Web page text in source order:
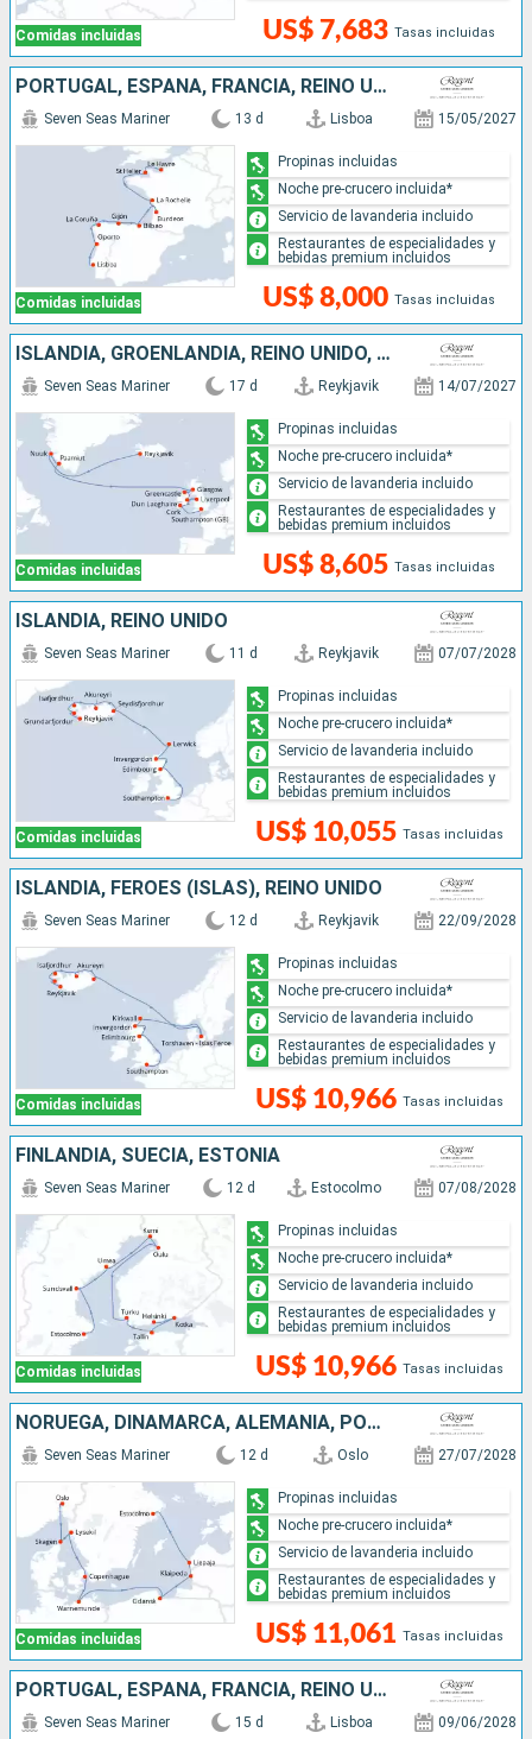
Comidas incluidas US$ 7,683 Tasas incluidas
PORTUGAL, ESPAÑA, FRANCIA, REINO UNIDO
Comidas incluidas
Seven Seas Mariner 13 d Lisboa 15/05/2027
US$ 8,000 Tasas incluidas
Propinas incluidas
Noche pre-crucero incluida*
Servicio de lavanderia incluido
Restaurantes de especialidades y
bebidas premium incluidos
ISLANDIA, GROENLANDIA, REINO UNIDO, IRLANDA
Comidas incluidas
Seven Seas Mariner 17 d Reykjavik 14/07/2027
US$ 8,605 Tasas incluidas
Propinas incluidas
Noche pre-crucero incluida*
Servicio de lavanderia incluido
Restaurantes de especialidades y
bebidas premium incluidos
ISLANDIA, REINO UNIDO
Comidas incluidas
Seven Seas Mariner 11 d Reykjavik 07/07/2028
US$ 10,055 Tasas incluidas
Propinas incluidas
Noche pre-crucero incluida*
Servicio de lavanderia incluido
Restaurantes de especialidades y
bebidas premium incluidos
ISLANDIA, FÉROES (ISLAS), REINO UNIDO
Comidas incluidas
Seven Seas Mariner 12 d Reykjavik 22/09/2028
US$ 10,966 Tasas incluidas
Propinas incluidas
Noche pre-crucero incluida*
Servicio de lavanderia incluido
Restaurantes de especialidades y
bebidas premium incluidos
FINLANDIA, SUECIA, ESTONIA
Comidas incluidas
Seven Seas Mariner 12 d Estocolmo 07/08/2028
US$ 10,966 Tasas incluidas
Propinas incluidas
Noche pre-crucero incluida*
Servicio de lavanderia incluido
Restaurantes de especialidades y
bebidas premium incluidos
NORUEGA, DINAMARCA, ALEMANIA, POLONIA, LITUANIA, LETONIA, SUECIA
Comidas incluidas
Seven Seas Mariner 12 d Oslo 27/07/2028
US$ 11,061 Tasas incluidas
Propinas incluidas
Noche pre-crucero incluida*
Servicio de lavanderia incluido
Restaurantes de especialidades y
bebidas premium incluidos
PORTUGAL, ESPAÑA, FRANCIA, REINO UNIDO
Seven Seas Mariner 15 d Lisboa 09/06/2028